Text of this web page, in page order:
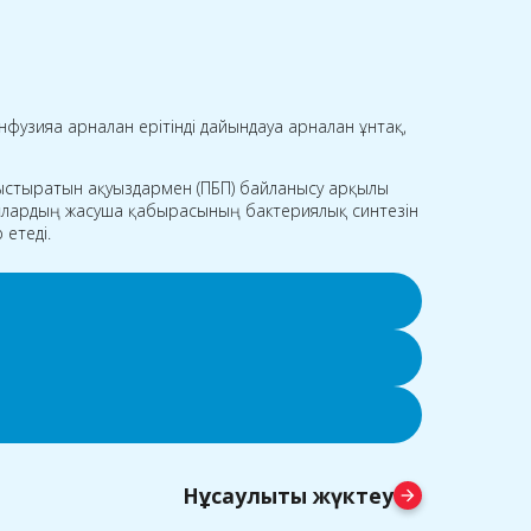
арналған ерітінді дайындауға арналған ұнтақ,
ақуыздармен (ПБП) байланысу арқылы
жасуша қабырғасының бактериялық синтезін
Нұсқаулықты жүктеу arrow_forward